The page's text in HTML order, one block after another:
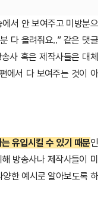
서 안 보여주고 미방분으
다 올려줘요..” 같은 댓글
사 혹은 제작사들은 대체
에서 다 보여주는 것이 아
유입시킬 수 있기 때문인
방송사나 제작사들이 미
한 예시로 알아보도록 하